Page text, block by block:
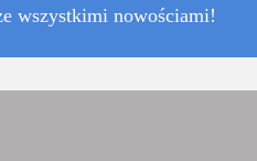
wszystkimi nowościami!